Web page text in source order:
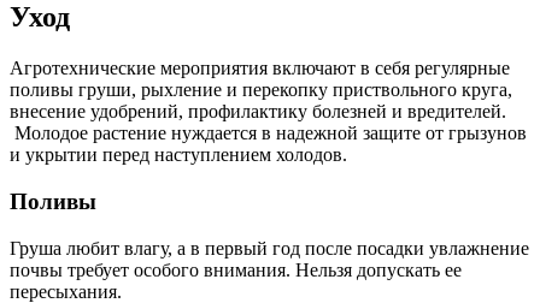
Уход
Агротехнические мероприятия включают в себя регулярные
поливы груши, рыхление и перекопку приствольного круга,
внесение удобрений, профилактику болезней и вредителей.
Молодое растение нуждается в надежной защите от грызунов
и укрытии перед наступлением холодов.
Поливы
Груша любит влагу, а в первый год после посадки увлажнение
почвы требует особого внимания. Нельзя допускать ее
пересыхания.